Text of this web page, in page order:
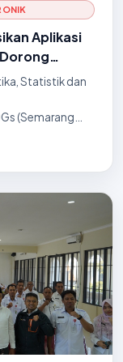
Aplikasi
Dorong
Statistik dan
(Semarang
di wilayah
dirancang untuk
terdepan
Genuk